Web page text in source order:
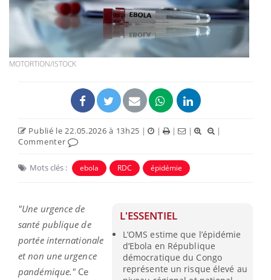
MOTORTION/ISTOCK
Publié le 22.05.2026 à 13h25 | | | |
|
Commenter
Mots clés : ebola RDC épidémie
L'ESSENTIEL
L’OMS estime que l’épidémie
d’Ebola en République
démocratique du Congo
représente un risque élevé au
"Une urgence de
santé publique de
portée internationale
et non une urgence
pandémique." Ce